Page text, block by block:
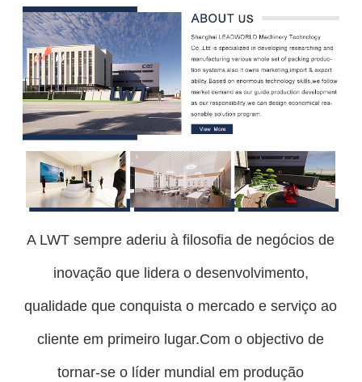
A LWT sempre aderiu à filosofia de negócios de
inovação que lidera o desenvolvimento,
qualidade que conquista o mercado e serviço ao
cliente em primeiro lugar.Com o objectivo de
tornar-se o líder mundial em produção